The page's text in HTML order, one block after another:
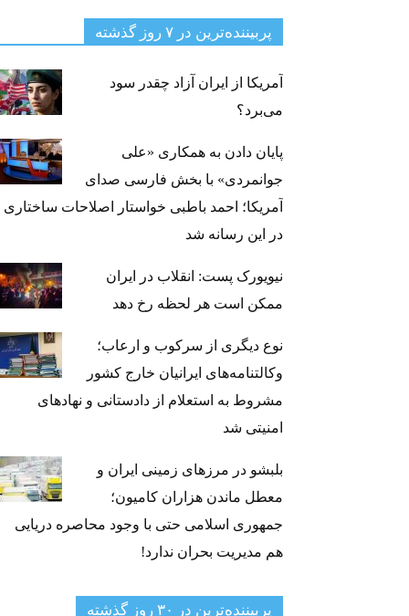
پربیننده‌ترین‌ در ۷ روز گذشته
آمریکا از ایران آزاد چقدر سود
می‌برد؟
پایان دادن به همکاری «علی
جوانمردی» با بخش فارسی صدای
آمریکا؛ احمد باطبی خواستار اصلاحات ساختاری
در این رسانه شد
نیویورک پست: انقلاب در ایران
ممکن است هر لحظه رخ دهد
نوع دیگری از سرکوب و ارعاب؛
وکالتنامه‌های ایرانیان خارج کشور
مشروط به استعلام از دادستانی و نهادهای
امنیتی شد
بلبشو در مرزهای زمینی ایران و
معطل ماندن هزاران کامیون؛
جمهوری اسلامی حتی با وجود محاصره دریایی
هم مدیریت بحران ندارد!
پربیننده‌ترین‌ در ۳۰ روز گذشته